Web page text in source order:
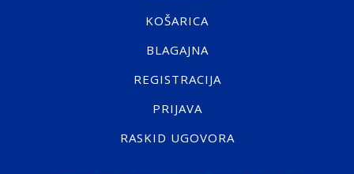
KOŠARICA
BLAGAJNA
REGISTRACIJA
PRIJAVA
RASKID UGOVORA